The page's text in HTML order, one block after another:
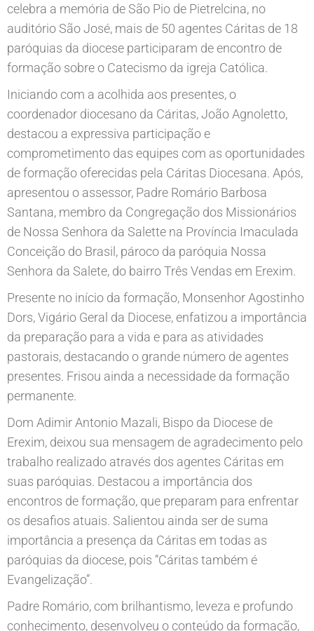
celebra a memória de São Pio de Pietrelcina, no
auditório São José, mais de 50 agentes Cáritas de 18
paróquias da diocese participaram de encontro de
formação sobre o Catecismo da igreja Católica.
Iniciando com a acolhida aos presentes, o
coordenador diocesano da Cáritas, João Agnoletto,
destacou a expressiva participação e
comprometimento das equipes com as oportunidades
de formação oferecidas pela Cáritas Diocesana. Após,
apresentou o assessor, Padre Romário Barbosa
Santana, membro da Congregação dos Missionários
de Nossa Senhora da Salette na Província Imaculada
Conceição do Brasil, pároco da paróquia Nossa
Senhora da Salete, do bairro Três Vendas em Erexim.
Presente no início da formação, Monsenhor Agostinho
Dors, Vigário Geral da Diocese, enfatizou a importância
da preparação para a vida e para as atividades
pastorais, destacando o grande número de agentes
presentes. Frisou ainda a necessidade da formação
permanente.
Dom Adimir Antonio Mazali, Bispo da Diocese de
Erexim, deixou sua mensagem de agradecimento pelo
trabalho realizado através dos agentes Cáritas em
suas paróquias. Destacou a importância dos
encontros de formação, que preparam para enfrentar
os desafios atuais. Salientou ainda ser de suma
importância a presença da Cáritas em todas as
paróquias da diocese, pois “Cáritas também é
Evangelização”.
Padre Romário, com brilhantismo, leveza e profundo
conhecimento, desenvolveu o conteúdo da formação,